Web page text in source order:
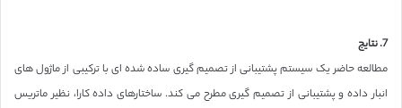
7. نتایج
مطالعه حاضر یک سیستم پشتیبانی از تصمیم گیری ساده شده ای با ترکیبی از ماژول های
انبار داده و پشتیبانی از تصمیم گیری مطرح می کند. ساختارهای داده کارا، نظیر ماتریس